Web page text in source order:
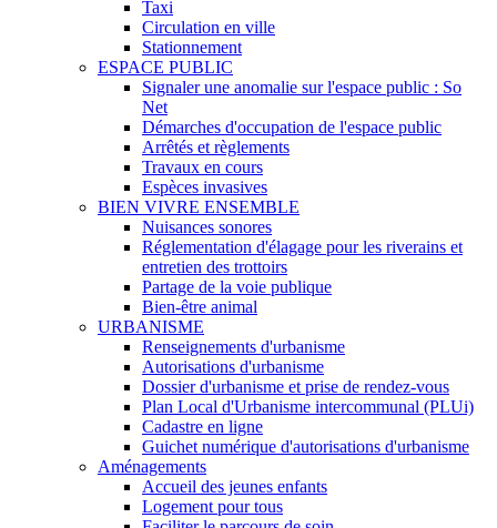
Taxi
Circulation en ville
Stationnement
ESPACE PUBLIC
Signaler une anomalie sur l'espace public : So
Net
Démarches d'occupation de l'espace public
Arrêtés et règlements
Travaux en cours
Espèces invasives
BIEN VIVRE ENSEMBLE
Nuisances sonores
Réglementation d'élagage pour les riverains et
entretien des trottoirs
Partage de la voie publique
Bien-être animal
URBANISME
Renseignements d'urbanisme
Autorisations d'urbanisme
Dossier d'urbanisme et prise de rendez-vous
Plan Local d'Urbanisme intercommunal (PLUi)
Cadastre en ligne
Guichet numérique d'autorisations d'urbanisme
Aménagements
Accueil des jeunes enfants
Logement pour tous